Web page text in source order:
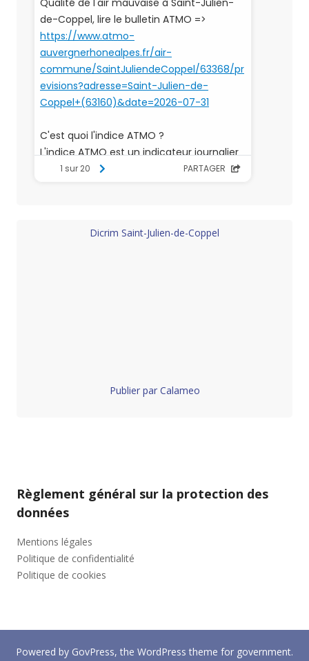
Dicrim Saint-Julien-de-Coppel
Publier par Calameo
Règlement général sur la protection des
données
Mentions légales
Politique de confidentialité
Politique de cookies
Powered by GovPress, the WordPress theme for government.